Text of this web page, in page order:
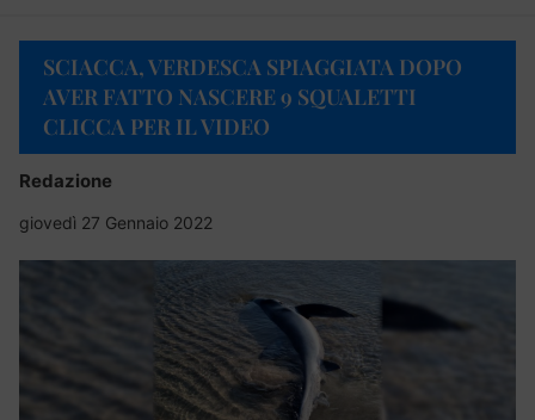
SCIACCA, VERDESCA SPIAGGIATA DOPO
AVER FATTO NASCERE 9 SQUALETTI
CLICCA PER IL VIDEO
Redazione
giovedì 27 Gennaio 2022